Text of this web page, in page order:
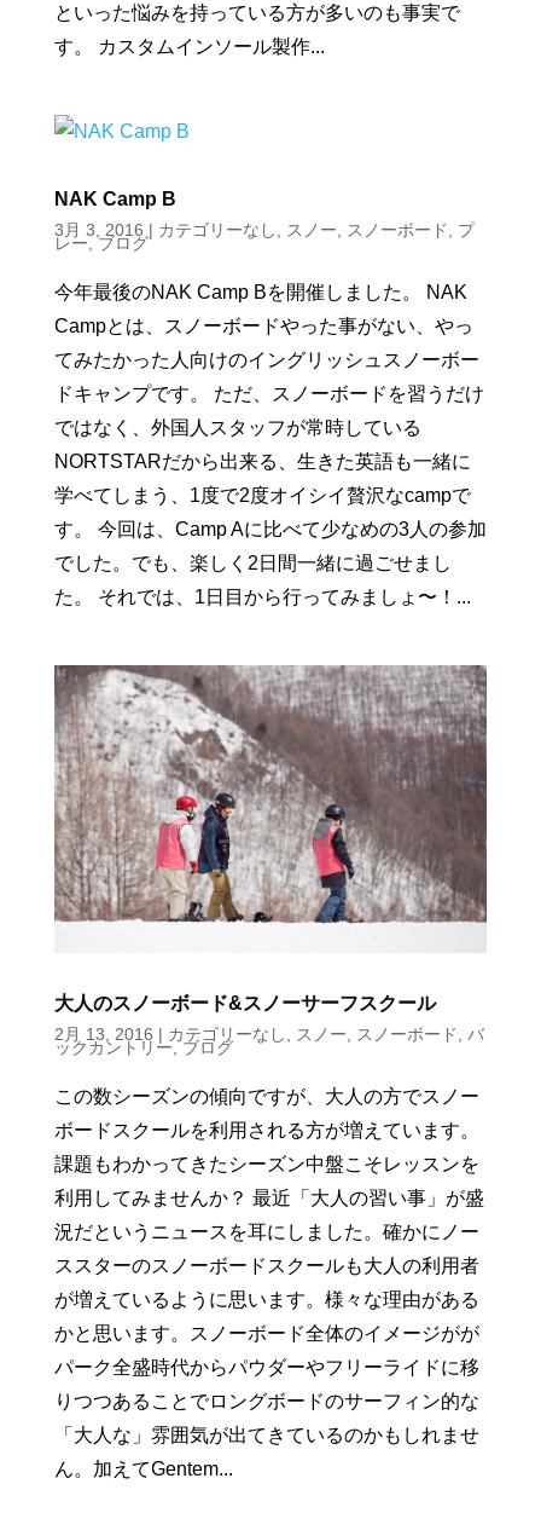
といった悩みを持っている方が多いのも事実で
す。 カスタムインソール製作...
NAK Camp B
3月 3, 2016 | カテゴリーなし スノー スノーボード プ
レー ,ブログ
今年最後のNAK Camp Bを開催しました。 NAK
Campとは、スノーボードやった事がない、やっ
てみたかった人向けのイングリッシュスノーボー
ドキャンプです。 ただ、スノーボードを習うだけ
ではなく、外国人スタッフが常時している
NORTSTARだから出来る、生きた英語も一緒に
学べてしまう、1度で2度オイシイ贅沢なcampで
す。 今回は、Camp Aに比べて少なめの3人の参加
でした。でも、楽しく2日間一緒に過ごせまし
た。 それでは、1日目から行ってみましょ〜！...
大人のスノーボード&スノーサーフスクール
2月 13, 2016 | カテゴリーなし, スノー, スノーボード, バ
ックカントリー,ブログ
この数シーズンの傾向ですが、大人の方でスノー
ボードスクールを利用される方が増えています。
課題もわかってきたシーズン中盤こそレッスンを
利用してみませんか？ 最近「大人の習い事」が盛
況だというニュースを耳にしました。確かにノー
ススターのスノーボードスクールも大人の利用者
が増えているように思います。様々な理由がある
かと思います。スノーボード全体のイメージがが
パーク全盛時代からパウダーやフリーライドに移
りつつあることでロングボードのサーフィン的な
「大人な」雰囲気が出てきているのかもしれませ
ん。加えてGentem...